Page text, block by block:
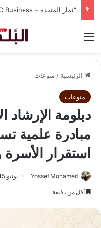
الرئيسية / منوعات
منوعات
دبلومة الإرشاد
مبادرة علمية
استقرار الأسرة
Yossef Mohamed يونيو 15, 2026
أقل من دقيقة